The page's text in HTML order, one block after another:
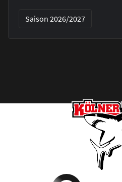
Saison 2026/2027